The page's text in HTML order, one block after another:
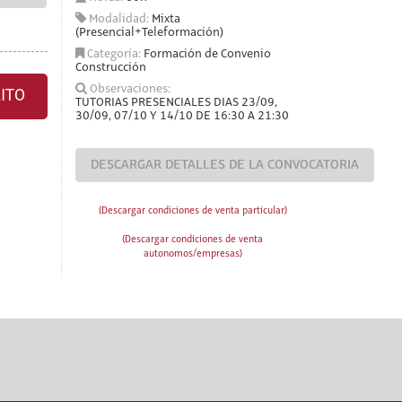
Modalidad: Mixta
(Presencial+Teleformación)
Categoría: Formación de Convenio
Construcción
Observaciones:
TUTORIAS PRESENCIALES DIAS 23/09,
30/09, 07/10 Y 14/10 DE 16:30 A 21:30
DESCARGAR DETALLES DE LA CONVOCATORIA
(Descargar condiciones de venta particular)
(Descargar condiciones de venta
autonomos/empresas)